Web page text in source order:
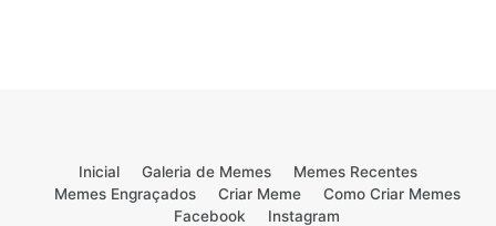
Inicial Galeria de Memes
Memes Recentes
Memes Engraçados
Criar Meme
Como Criar Memes
Facebook
Instagram